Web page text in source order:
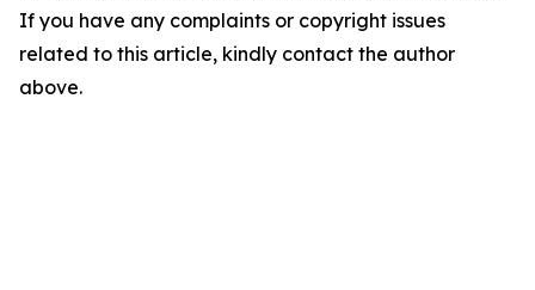
If you have any complaints or copyright issues
related to this article, kindly contact the author
above.